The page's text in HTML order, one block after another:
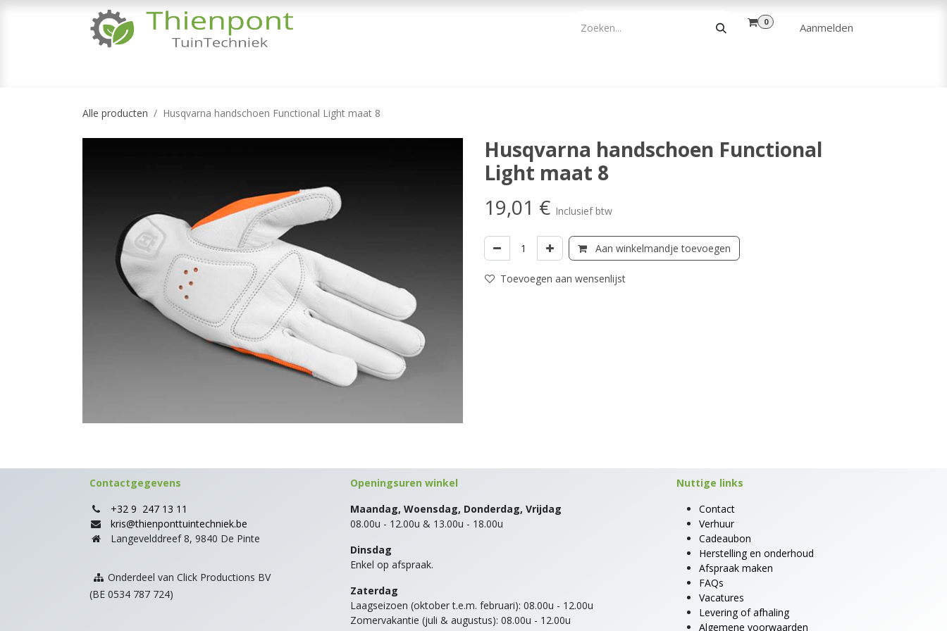
0 Aanmelden
Alle producten Husqvarna handschoen Functional Light maat 8
Husqvarna handschoen Functional
Light maat 8
19,01 € Inclusief btw
Aan winkelmandje toevoegen
Toevoegen aan wensenlijst
Openingsuren winkel
Maandag, Woensdag, Donderdag, Vrijdag
08.00u - 12.00u & 13.00u - 18.00u
Dinsdag
Enkel op afspraak.
Zaterdag
Laagseizoen (oktober t.e.m. februari): 08.00u - 12.00u
Zomervakantie (juli & augustus): 08.00u - 12.00u
Contactgegevens
+32 9 247 13 11
kris@thienponttuintechniek.be
Langevelddreef 8, 9840 De Pinte
Onderdeel van Click Productions BV
(BE 0534 787 724)
Nuttige links
Contact
Verhuur
Cadeaubon
Herstelling en onderhoud
Afspraak maken
FAQs
Vacatures
Levering of afhaling
Algemene voorwaarden